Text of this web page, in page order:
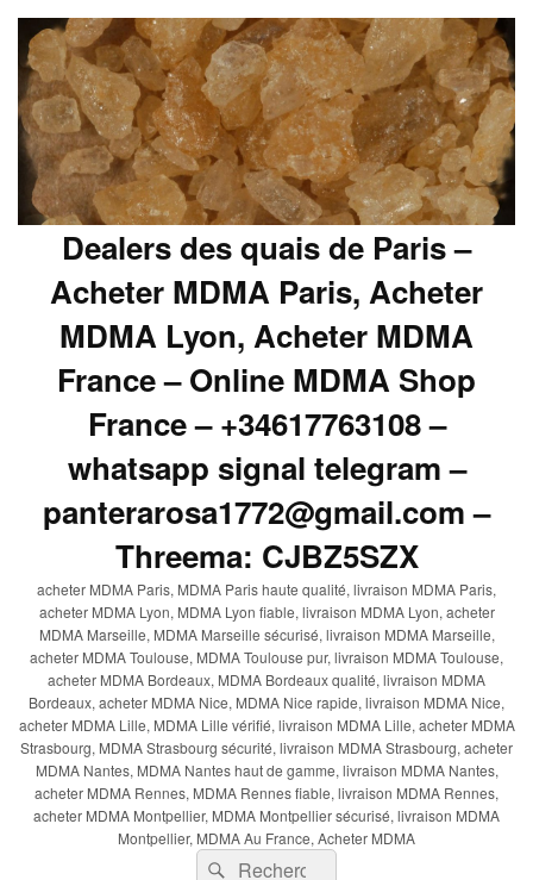
Dealers des quais de Paris –
Acheter MDMA Paris, Acheter
MDMA Lyon, Acheter MDMA
France – Online MDMA Shop
France – +34617763108 –
whatsapp signal telegram –
panterarosa1772@gmail.com –
Threema: CJBZ5SZX
acheter MDMA Paris, MDMA Paris haute qualité, livraison MDMA Paris,
acheter MDMA Lyon, MDMA Lyon fiable, livraison MDMA Lyon, acheter
MDMA Marseille, MDMA Marseille sécurisé, livraison MDMA Marseille,
acheter MDMA Toulouse, MDMA Toulouse pur, livraison MDMA Toulouse,
acheter MDMA Bordeaux, MDMA Bordeaux qualité, livraison MDMA
Bordeaux, acheter MDMA Nice, MDMA Nice rapide, livraison MDMA Nice,
acheter MDMA Lille, MDMA Lille vérifié, livraison MDMA Lille, acheter MDMA
Strasbourg, MDMA Strasbourg sécurité, livraison MDMA Strasbourg, acheter
MDMA Nantes, MDMA Nantes haut de gamme, livraison MDMA Nantes,
acheter MDMA Rennes, MDMA Rennes fiable, livraison MDMA Rennes,
acheter MDMA Montpellier, MDMA Montpellier sécurisé, livraison MDMA
Montpellier, MDMA Au France, Acheter MDMA
Recherche :
Rechercher